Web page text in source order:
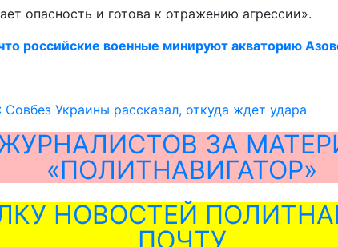
опасность и готова к отражению агрессии».
российские военные минируют акваторию
Совбез Украины рассказал, откуда ждет удара
ЗА
«ПОЛИТНАВИГАТОР»
НОВОСТЕЙ
ПОЧТУ